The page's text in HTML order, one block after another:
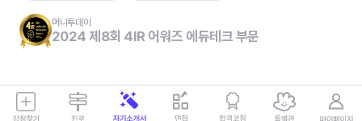
머니투데이
2024 제8회 4IR 어워즈 에듀테크 부문